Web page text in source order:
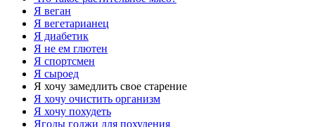
Я веган
Я вегетарианец
Я диабетик
Я не ем глютен
Я спортсмен
Я сыроед
Я хочу замедлить свое старение
Я хочу очистить организм
Я хочу похудеть
Ягоды годжи для похудения